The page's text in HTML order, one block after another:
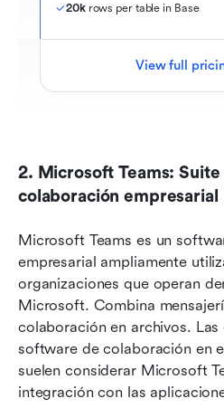
20k rows per table in Base
View full
2. Microsoft Teams:
colaboración empresarial
Microsoft Teams es un
empresarial ampliamente
organizaciones que operan
Microsoft. Combina
colaboración en archivos. Las
software de colaboración en
suelen considerar Microsoft
integración con las